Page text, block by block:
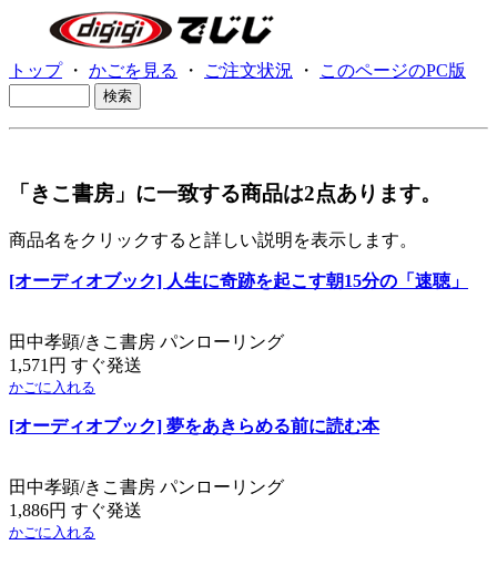
トップ・ かごを見る ・ ご注文状況 ・ このページのPC版
「きこ書房」に一致する商品は2点あります。
商品名をクリックすると詳しい説明を表示します。
[オーディオブック] 人生に奇跡を起こす朝15分の「速聴」
田中孝顕/きこ書房 パンローリング
1,571円 すぐ発送
かごに入れる
[オーディオブック] 夢をあきらめる前に読む本
田中孝顕/きこ書房 パンローリング
1,886円 すぐ発送
かごに入れる